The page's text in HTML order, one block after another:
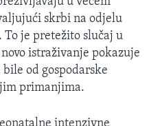
skrbi na odjelu
je pretežito slučaj u
istraživanje pokazuje
od gospodarske
primanjima.